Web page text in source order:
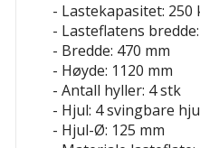
- Lastekapasitet: 250
- Lasteflatens
- Bredde: 470 mm
- Høyde: 1120 mm
- Antall hyller: 4 stk
- Hjul: 4 svingbare
- Hjul-Ø: 125 mm